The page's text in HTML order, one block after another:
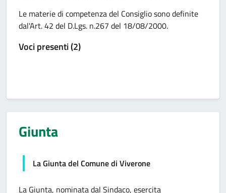
Le materie di competenza del Consiglio sono definite
dal'Art. 42 del D.Lgs. n.267 del 18/08/2000.
Voci presenti (2)
Giunta
La Giunta del Comune di Viverone
La Giunta, nominata dal Sindaco, esercita